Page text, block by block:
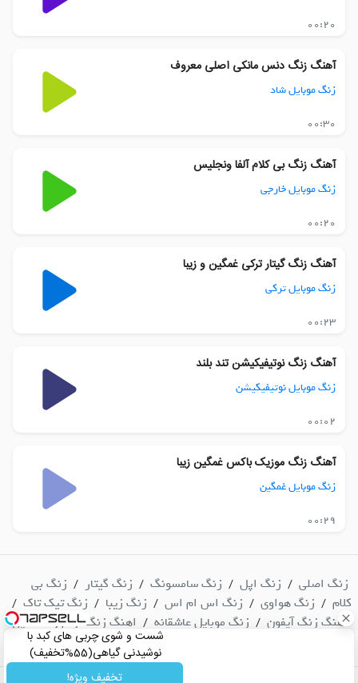
شست و شوی چربی های کبد با
نوشیدنی گیاهی(55%تخفیف)
تخفیف ویژه!
00:20
آهنگ زنگ دنس مانکی اصلی معروف
زنگ موبایل شاد
00:30
آهنگ زنگ بی کلام آلفا ونجلیس
زنگ موبایل خارجی
00:20
آهنگ زنگ گیتار ترکی غمگین و زیبا
زنگ موبایل ترکی
00:23
آهنگ زنگ نوتیفیکیشن تند بلند
زنگ موبایل نوتیفیکیشن
00:02
آهنگ زنگ موزیک باکس غمگین زیبا
زنگ موبایل غمگین
00:29
زنگ اصلی / زنگ اپل / زنگ سامسونگ / زنگ گیتار / زنگ بی
کلام / زنگ هواوی / زنگ اس ام اس / زنگ زیبا / زنگ تیک تاک /
آهنگ زنگ آیفون / زنگ موبایل عاشقانه / اهنگ زنگ ارام و دلنشین